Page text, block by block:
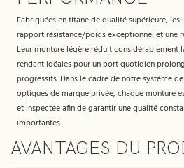
Fabriquées en titane de qualité supérieure,
rapport résistance/poids exceptionnel et une
Leur monture légère réduit considérablement
rendant idéales pour un port quotidien
progressifs. Dans le cadre de notre système
optiques de marque privée, chaque monture
et inspectée afin de garantir une qualité
importantes.
AVANTAGES DU